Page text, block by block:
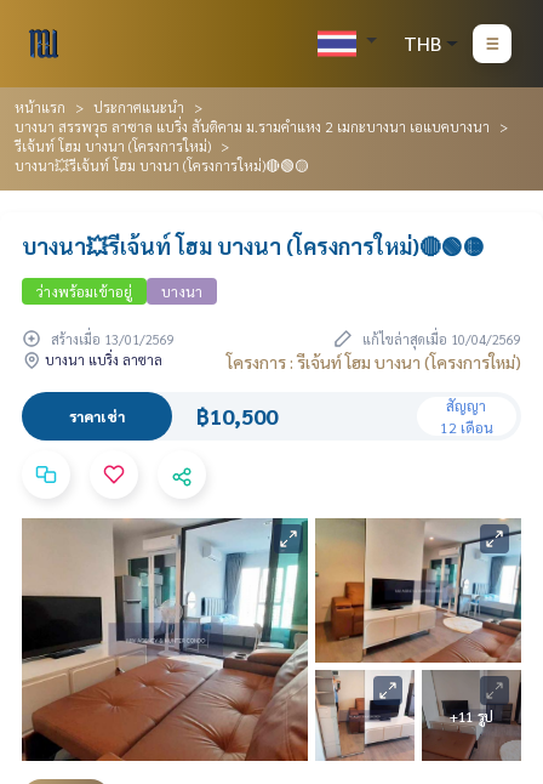
THB
หน้าแรก
ประกาศแนะนำ
บางนา สรรพวุธ ลาซาล แบริ่ง สันติคาม ม.รามคำแหง 2 เมกะบางนา เอแบคบางนา
รีเจ้นท์ โฮม บางนา (โครงการใหม่)
บางนา💥รีเจ้นท์ โฮม บางนา (โครงการใหม่)🔴🟢🟡
บางนา💥รีเจ้นท์ โฮม บางนา (โครงการใหม่)🔴🟢🟡
ว่างพร้อมเข้าอยู่ บางนา
สร้างเมื่อ 13/01/2569
แก้ไขล่าสุดเมื่อ 10/04/2569
บางนา แบริ่ง ลาซาล
โครงการ : รีเจ้นท์ โฮม บางนา (โครงการใหม่)
ราคาเช่า ฿10,500
สัญญา
12 เดือน
+11 รูป